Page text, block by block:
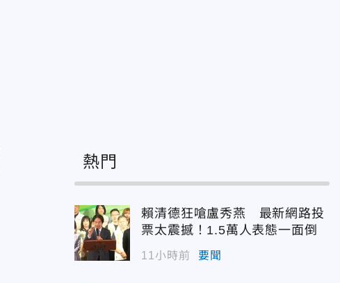
熱門
賴清德狂嗆盧秀燕 最新網路投
票太震撼！1.5萬人表態一面倒
11小時前 要聞